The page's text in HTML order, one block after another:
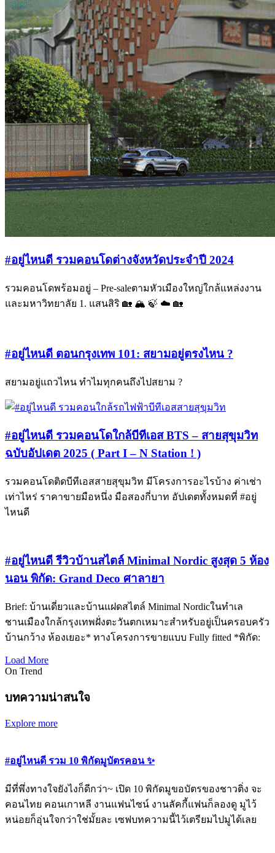
#อยู่ไหนดี รวมคอนโดต่างจังหวัดประจำปี 2024
รวมคอนโดพร้อมอยู่ – Pre-saleตามหัวเมืองใหญ่ใกล้แหล่งงาน
และมหาวิทยาลัย 1. แสนสิริ 🏡 🏔 🍃 ☁️ 🏡
#อยู่ไหนดี ตอนกรุงเทพ 101: สยามอยู่ตรงไหน ?
สยามอยู่แถวไหน ทำไมทุกคนถึงไปสยาม ?
#อยู่ไหนดี รวมคอนโดใกล้บีทีเอส BTS – สายสุขุมวิท
ฉบับอัปเดต 2025 ( Part I – N Station ! )
รวมคอนโดติดบีทีเอสสายสุขุมวิท มีโครงการอะไรบ้าง ค่าเช่า
เท่าไหร่ ราคาขายมือหนึ่ง มือสองกี่บาท อัปเดตทั้งหมดที่ #อยู่
ไหนดี
#อยู่ไหนดี รีวิวบ้านสไตล์ Minimal Nordic สูงสุด 5 ห้อง
นอน พิกัด: Grand Deco ศาลายา
Brief: บ้านเดี่ยวและบ้านแฝดสไตล์ Minimal Nordicในทำเล
ชานเมืองใกล้กรุงเทพฝั่งตะวันตกเหมาะสำหรับอยู่เป็นครอบครัว
บ้านกว้าง ห้องเยอะ* ทางโครงการขายแบบ Fully fitted *พิกัด:
Load More
On Trend
บทความน่าสนใจ
Explore more
#อยู่ไหนดี รวม 10 พิกัดมูบัตรคอน ✨
มีที่พึ่งทางใจยังไงก็ดีกว่า~ เปิด 10 พิกัดมูขอบัตรของชาวติ่ง จะ
คอนไทย คอนเกาหลี งานแฟนไซน์ งานลัคกี้แฟนก็ลองดู มูไว้
หน่อยก็อุ่นใจกว่าใช่มั้ยละ เซฟบทความนี้ไว้เตรียมไปมูได้เลย